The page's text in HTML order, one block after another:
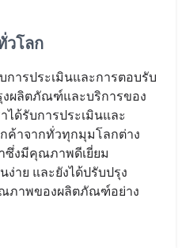
วโลก
การประเมินและการตอบรับ
งผลิตภัณฑ์และบริการของ
ได้รับการประเมินและ
ค้าจากทั่วทุกมุมโลกต่าง
ซึ่งมีคุณภาพดีเยี่ยม
าย และยังได้ปรับปรุง
ภาพของผลิตภัณฑ์อย่าง